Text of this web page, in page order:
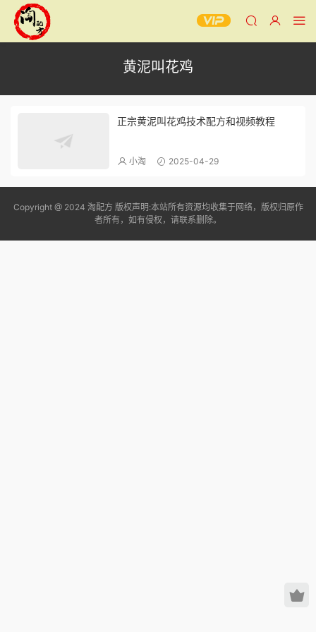
黄泥叫花鸡
正宗黄泥叫花鸡技术配方和视频教程
小淘 2025-04-29
Copyright @ 2024 淘配方 版权声明:本站所有资源均收集于网络，版权归原作
者所有，如有侵权，请联系删除。